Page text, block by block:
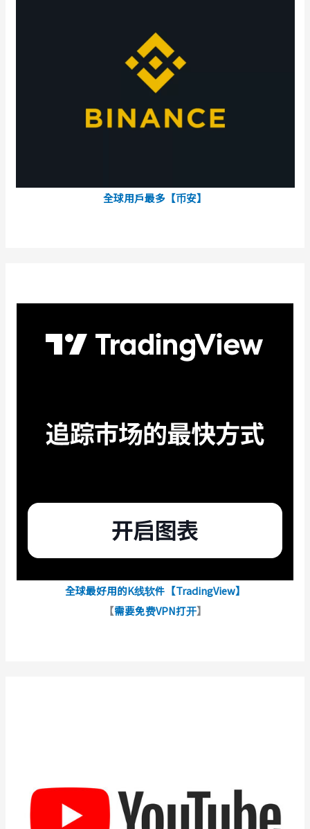
全球用戶最多【币安】
全球最好用的K线软件【TradingView】
【需要免费VPN打开】